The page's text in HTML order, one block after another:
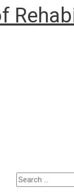
Search
for: